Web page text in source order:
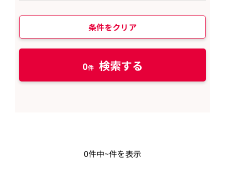
条件をクリア
0 検索する
0件中~件を表示